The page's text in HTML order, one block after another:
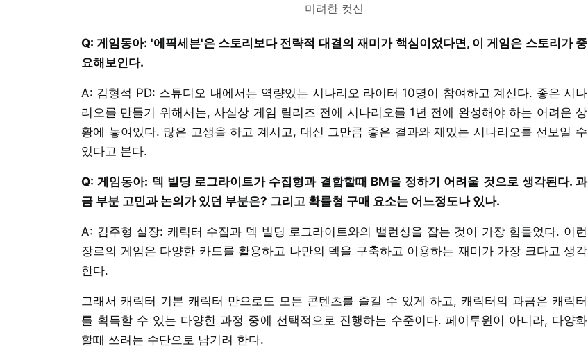
미려한 컷신
Q: 게임동아: '에픽세븐'은 스토리보다 전략적 대결의 재미가 핵심이었다면, 이 게임은 스토리가 중
요해보인다.
A: 김형석 PD: 스튜디오 내에서는 역량있는 시나리오 라이터 10명이 참여하고 계신다. 좋은 시나
리오를 만들기 위해서는, 사실상 게임 릴리즈 전에 시나리오를 1년 전에 완성해야 하는 어려운 상
황에 놓여있다. 많은 고생을 하고 계시고, 대신 그만큼 좋은 결과와 재밌는 시나리오를 선보일 수
있다고 본다.
Q: 게임동아: 덱 빌딩 로그라이트가 수집형과 결합할때 BM을 정하기 어려울 것으로 생각된다. 과
금 부분 고민과 논의가 있던 부분은? 그리고 확률형 구매 요소는 어느정도나 있나.
A: 김주형 실장: 캐릭터 수집과 덱 빌딩 로그라이트와의 밸런싱을 잡는 것이 가장 힘들었다. 이런
장르의 게임은 다양한 카드를 활용하고 나만의 덱을 구축하고 이용하는 재미가 가장 크다고 생각
한다.
그래서 캐릭터 기본 캐릭터 만으로도 모든 콘텐츠를 즐길 수 있게 하고, 캐릭터의 과금은 캐릭터
를 획득할 수 있는 다양한 과정 중에 선택적으로 진행하는 수준이다. 페이투윈이 아니라, 다양화
할때 쓰려는 수단으로 남기려 한다.